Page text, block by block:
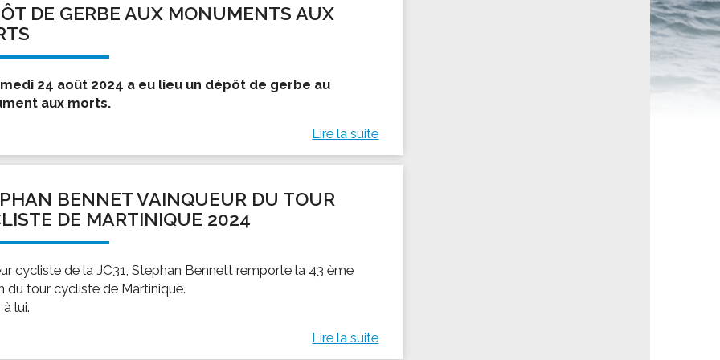
EMPLOI
Le Centre Communal d'Action Social
Antenne Municipale de Développement et de
Epicerie sociale et solidaire "Rayon de Soleil"
Bornes de collecte de l'ACISE
locale
et le lycée
de loisirs - ALSH
ENFANCE
maternelles
LE SERVICE CULTURELGuide des activités sportives
DE GERBE AUX MONUMENTS AUX
24 août 2024 a eu lieu un dépôt de gerbe au
aux morts.
Lire la suite
BENNET VAINQUEUR DU TOUR
DE MARTINIQUE 2024
cycliste de la JC31, Stephan Bennett remporte la 43 ème
du tour cycliste de Martinique.
lui.
Lire la suite